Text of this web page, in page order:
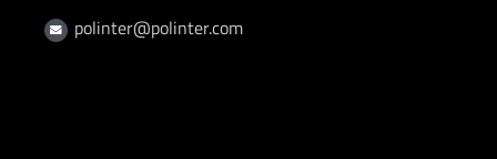
polinter@polinter.com